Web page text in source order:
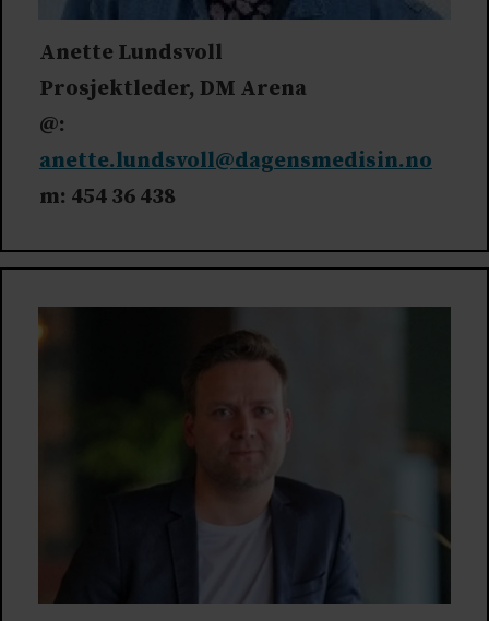
Anette Lundsvoll
Prosjektleder, DM Arena
@:
anette.lundsvoll@dagensmedisin.no
m: 454 36 438